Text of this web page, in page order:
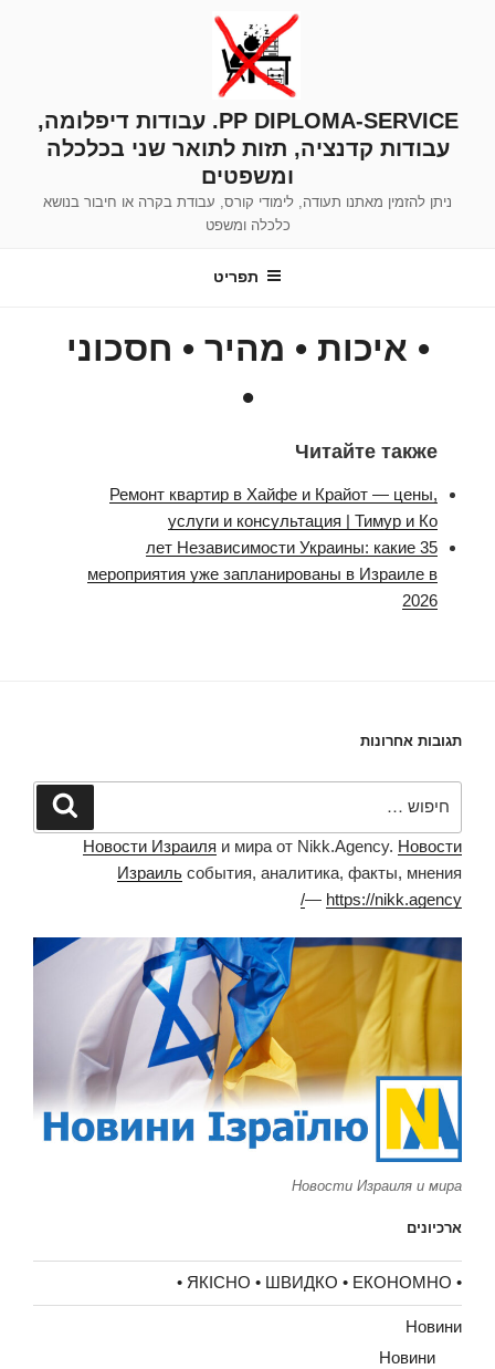
PP DIPLOMA-SERVICE. עבודות דיפלומה,
עבודות קדנציה, תזות לתואר שני בכלכלה
ומשפטים
ניתן להזמין מאתנו תעודה, לימודי קורס, עבודת בקרה או חיבור בנושא
כלכלה ומשפט
תפריט
• איכות • מהיר • חסכוני
•
Читайте также
Ремонт квартир в Хайфе и Крайот — цены,
услуги и консультация | Тимур и Ко
35 лет Независимости Украины: какие
мероприятия уже запланированы в Израиле в
2026
תגובות אחרונות
חיפוש
Новости Израиля и мира от Nikk.Agency. Новости
Израиль события, аналитика, факты, мнения
— https://nikk.agency/
Новости Израиля и мира
ארכיונים
• ЯКІСНО • ШВИДКО • ЕКОНОМНО •
Новини
Новини